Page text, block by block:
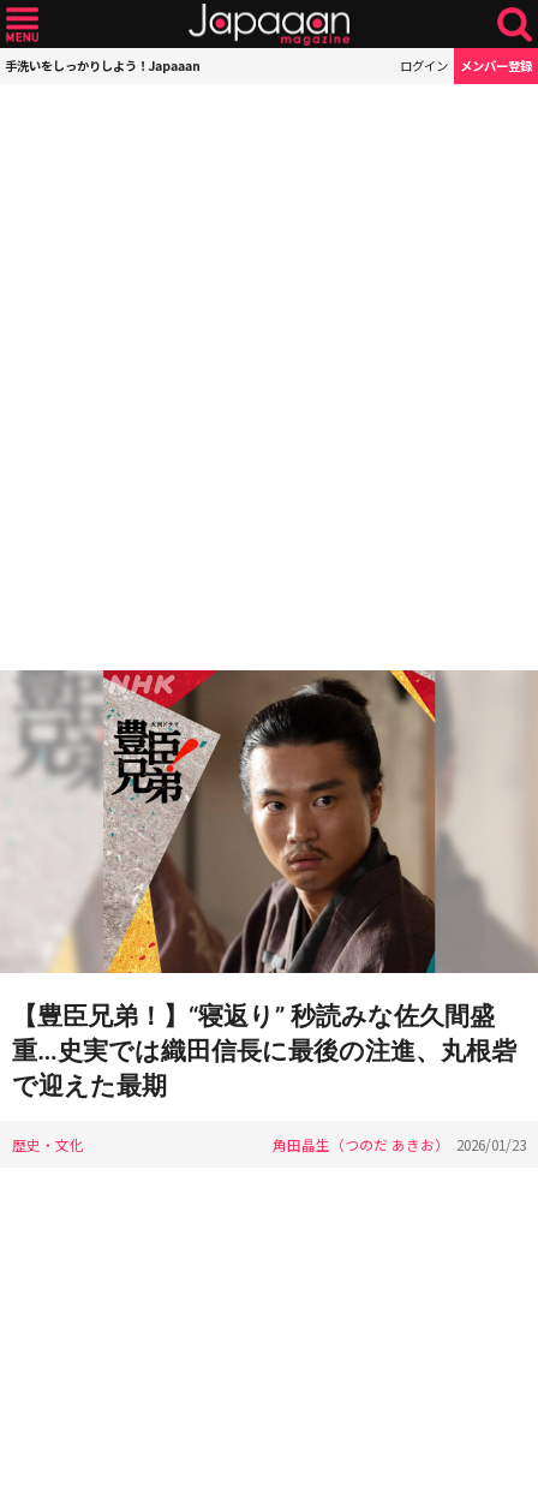
手洗いをしっかりしよう！Japaaan ログイン メンバー登録
【豊臣兄弟！】“寝返り” 秒読みな佐久間盛
重…史実では織田信長に最後の注進、丸根砦
で迎えた最期
歴史・文化 角田晶生（つのだ あきお） 2026/01/23